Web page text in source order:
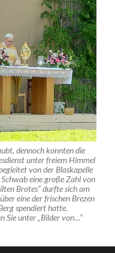
dennoch konnten die
unter freiem Himmel
von der Blaskapelle
eine große Zahl von
Brotes“ durfte sich am
eine der frischen Brezen
spendiert hatte.
Sie unter „Bilder von…“